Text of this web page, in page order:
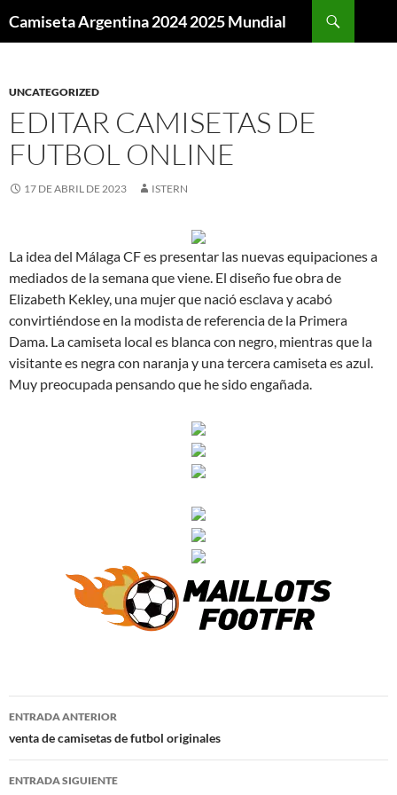
Camiseta Argentina 2024 2025 Mundial
UNCATEGORIZED
EDITAR CAMISETAS DE
FUTBOL ONLINE
17 DE ABRIL DE 2023 ISTERN
La idea del Málaga CF es presentar las nuevas equipaciones a
mediados de la semana que viene. El diseño fue obra de
Elizabeth Kekley, una mujer que nació esclava y acabó
convirtiéndose en la modista de referencia de la Primera
Dama. La camiseta local es blanca con negro, mientras que la
visitante es negra con naranja y una tercera camiseta es azul.
Muy preocupada pensando que he sido engañada.
Navegación
de
entradas
ENTRADA ANTERIOR
venta de camisetas de futbol originales
ENTRADA SIGUIENTE